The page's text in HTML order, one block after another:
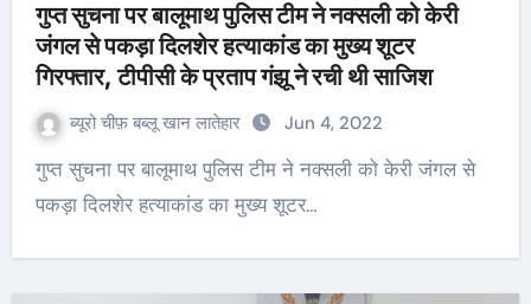
गुप्त सुचना पर बालूमाथ पुलिस टीम ने नक्सली को केरी
जंगल से पकड़ा दिलशेर हत्याकांड का मुख्य शूटर
गिरफ्तार, टीपीसी के प्रताप गंझू ने रची थी साजिश
ब्यूरो चीफ़ बब्लू खान लातेहार Jun 4, 2022
गुप्त सुचना पर बालूमाथ पुलिस टीम ने नक्सली को केरी जंगल से
पकड़ा दिलशेर हत्याकांड का मुख्य शूटर…